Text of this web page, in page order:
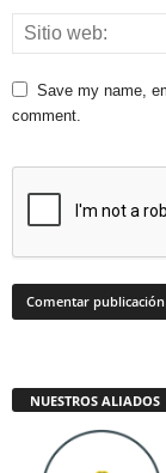
Save my name,
comment.
NUESTROS ALIADOS